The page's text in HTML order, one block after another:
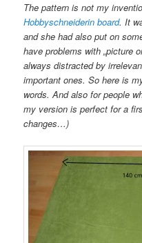
The pattern is not my
Hobbyschneiderin board. It
and she had also put on
have problems with „picture
always distracted by
important ones. So here is
words. And also for people
my version is perfect for a
changes…)